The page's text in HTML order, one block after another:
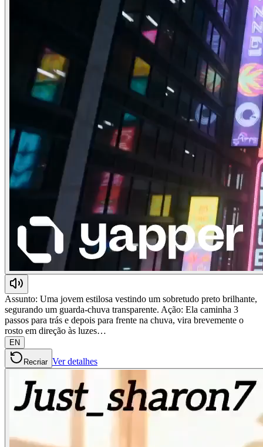
Assunto: Uma jovem estilosa vestindo um sobretudo preto brilhante,
segurando um guarda-chuva transparente. Ação: Ela caminha 3
passos para trás e depois para frente na chuva, vira brevemente o
rosto em direção às luzes…
EN
Recriar Ver detalhes